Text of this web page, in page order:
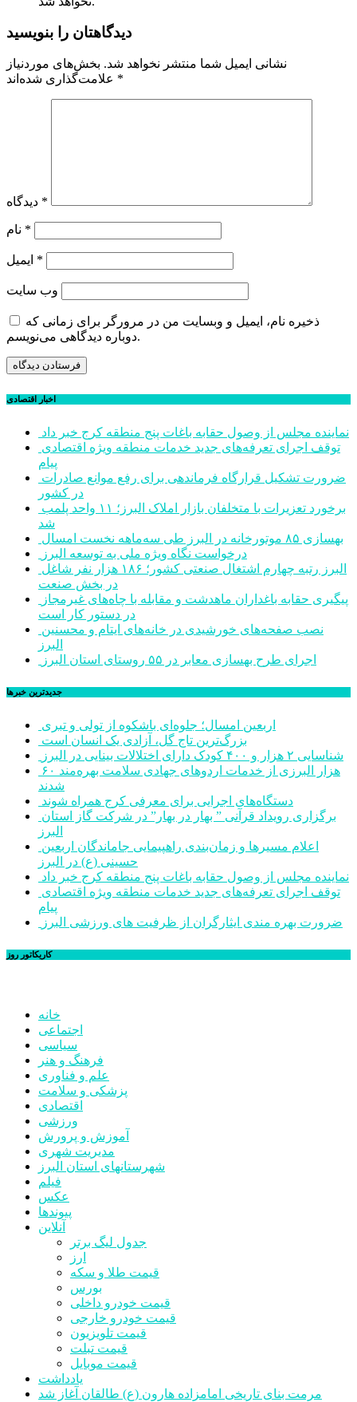
دیدگاهتان را بنویسید
نشانی ایمیل شما منتشر نخواهد شد. بخش‌های موردنیاز
*
*
*
*
وب‌ سایت
ذخیره نام، ایمیل و وبسایت من در مرورگر برای زمانی که
دوباره دیدگاهی می‌نویسم.
اخبار اقتصادی
نماینده مجلس از وصول حقابه باغات پنج منطقه کرج خبر داد
پیام
در کشور
شد
بهسازی ۸۵ موتورخانه در البرز طی سه‌ماهه نخست امسال
درخواست نگاه ویژه ملی به توسعه البرز
در بخش صنعت
در دستور کار است
البرز
اجرای طرح بهسازی معابر در ۵۵ روستای استان البرز
جديدترين خبرها
اربعین امسال؛ جلوه‌ای باشکوه از تولی و تبری
بزرگ‌ترین تاج گل، آزادی یک انسان است
شناسایی ۲ هزار و ۴۰۰ کودک دارای اختلالات بینایی در البرز
۶۰ هزار البرزی از خدمات اردوهای جهادی سلامت بهره‌مند
شدند
دستگاه‌های اجرایی برای معرفی کرج همراه شوند
البرز
حسینی (ع) در البرز
نماینده مجلس از وصول حقابه باغات پنج منطقه کرج خبر داد
پیام
ضرورت بهره مندی ایثارگران از ظرفیت های ورزشی البرز
کاریکاتور روز
خانه
اجتماعی
سیاسی
فرهنگ و هنر
علم و فناوری
پزشکی و سلامت
اقتصادی
ورزشی
آموزش و پرورش
مدیریت شهری
شهرستانهای استان البرز
فیلم
عکس
پیوندها
آنلاین
جدول لیگ برتر
ارز
قیمت طلا و سکه
بورس
قیمت خودرو داخلی
قیمت خودرو خارجی
قیمت تلویزیون
قیمت تبلت
قیمت موبایل
یادداشت
مرمت بنای تاریخی امامزاده هارون (ع) طالقان آغاز شد